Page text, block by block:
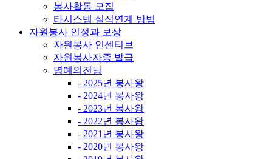
봉사활동 모집
타시스템 실적연계 방법
자원봉사 인정과 보상
자원봉사 인센티브
자원봉사자증 발급
명예의전당
- 2025년 봉사왕
- 2024년 봉사왕
- 2023년 봉사왕
- 2022년 봉사왕
- 2021년 봉사왕
- 2020년 봉사왕